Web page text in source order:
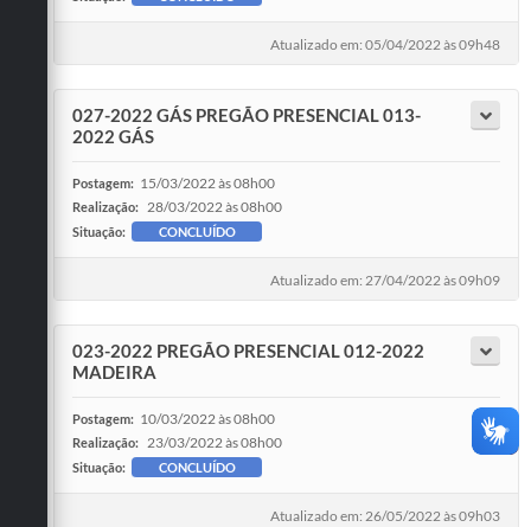
Atualizado em: 05/04/2022 às 09h48
027-2022 GÁS PREGÃO PRESENCIAL 013-
2022 GÁS
Postagem: 15/03/2022 às 08h00
Realização: 28/03/2022 às 08h00
Situação: CONCLUÍDO
Atualizado em: 27/04/2022 às 09h09
023-2022 PREGÃO PRESENCIAL 012-2022
MADEIRA
Postagem: 10/03/2022 às 08h00
Realização: 23/03/2022 às 08h00
Situação: CONCLUÍDO
Atualizado em: 26/05/2022 às 09h03